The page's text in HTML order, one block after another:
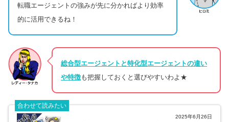
転職エージェントの強みが先に分かればより効率
的に活用できるね！
総合型エージェントと特化型エージェントの違い
や特徴も把握しておくと選びやすいわよ★
合わせて読みたい
2025年6月26日